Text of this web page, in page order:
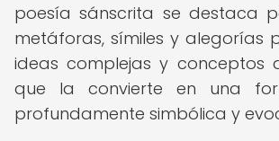
poesía sánscrita se destaca
metáforas, símiles y alegorías
ideas complejas y conceptos
que la convierte en una
profundamente simbólica y